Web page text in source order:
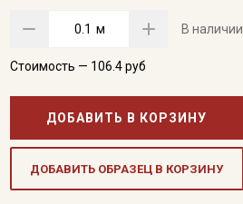
м В наличии
Стоимость — 106.4руб
ДОБАВИТЬ В КОРЗИНУ
ДОБАВИТЬ ОБРАЗЕЦ В КОРЗИНУ